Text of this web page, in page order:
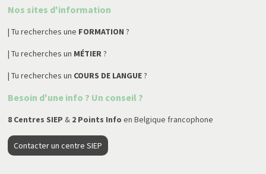
Nos sites d'information
| Tu recherches une FORMATION ?
| Tu recherches un MÉTIER?
| Tu recherches un COURS DE LANGUE?
Besoin d'une info ? Un conseil ?
8 Centres SIEP & 2 Points Info en Belgique francophone
Contacter un centre SIEP